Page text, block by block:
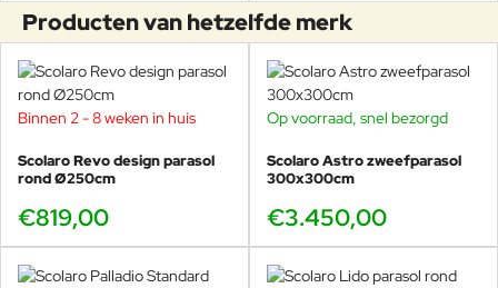
Producten van hetzelfde merk
Binnen 2 - 8 weken in huis
Scolaro Revo design parasol
rond Ø250cm
€819,00
Op voorraad, snel bezorgd
Scolaro Astro zweefparasol
300x300cm
€3.450,00